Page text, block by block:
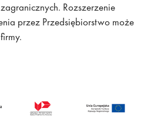
Rozszerzenie
przez Przedsiębiorstwo może